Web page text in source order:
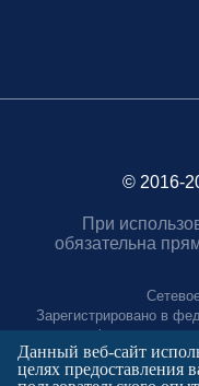
© 2016-
При
обязательна
Зарегистрировано в
связи, информационных
Регистрационный
Учредитель:
Данный веб-сайт
целях предоставления